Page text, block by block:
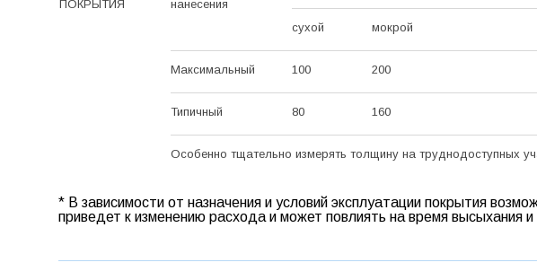
ПОКРЫТИЯ
нанесения
сухой мокрой
Максимальный 100 200
Типичный 80 160
Особенно тщательно измерять толщину на труднодоступных
* В зависимости от назначения и условий эксплуатации покрытия
приведет к изменению расхода и может повлиять на время высыхания